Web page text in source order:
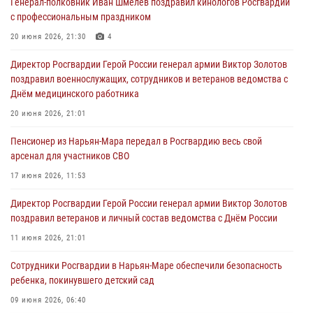
Генерал-полковник Иван Шмелев поздравил кинологов Росгвардии
с профессиональным праздником
20 июня 2026, 21:30 4
Директор Росгвардии Герой России генерал армии Виктор Золотов
поздравил военнослужащих, сотрудников и ветеранов ведомства с
Днём медицинского работника
20 июня 2026, 21:01
Пенсионер из Нарьян-Мара передал в Росгвардию весь свой
арсенал для участников СВО
17 июня 2026, 11:53
Директор Росгвардии Герой России генерал армии Виктор Золотов
поздравил ветеранов и личный состав ведомства с Днём России
11 июня 2026, 21:01
Сотрудники Росгвардии в Нарьян-Маре обеспечили безопасность
ребенка, покинувшего детский сад
09 июня 2026, 06:40